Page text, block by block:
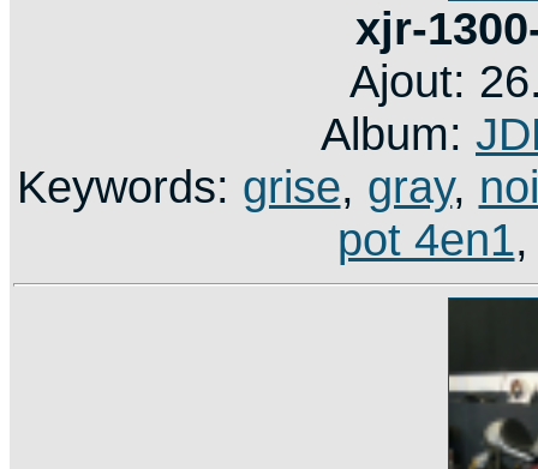
xjr-
Ajout:
Album:
Keywords: grise, gray,
pot 4en1